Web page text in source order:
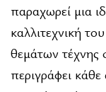
παραχωρεί μια
καλλιτεχνική
θεμάτων τέχνης
περιγράφει